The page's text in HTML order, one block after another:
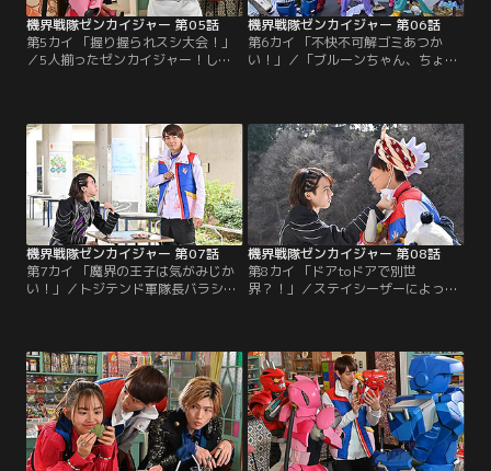
機界戦隊ゼンカイジャー 第05話
第5カイ 「握り握られスシ大会！」
／5人揃ったゼンカイジャー！しか
かしてトジテンドにいる‥‥！？そ
んな油断をスシワルドに見透かさ
れ、介人とジュランは寿司として握
られてしまう。同じく握られ苦しむ
人々に、自責の念を感じる介人。両
親のことばかり気を取られて…。
機界戦隊ゼンカイジャー 第06話
第6カイ 「不快不可解ゴミあつか
い！」／「ブルーンちゃん、ちょっ
と助けて～」カラフルにヤツデの声
困りモードの様子…。一方そのこ
ろ、ブルーンは図書館に立ち寄って
いた。たくさんの本を手にホクホク
の彼の眼前に広がっていたのは、う
ずたかく積まれたゴミの山！？ゼン
カイジャーが駆けつけると…。
機界戦隊ゼンカイジャー 第07話
第7カイ 「魔界の王子は気がみじか
い！」／トジテンド軍隊長バラシタ
を受ける。ヒトかキカイかも分から
ぬ相手との戦いに惑うガオーン。思
わぬライバルの出現、仲間の葛藤。
そのとき介人は何を想うのか--。そ
して現るレジェンド戦隊、レジェン
ドロボの数々！！
機界戦隊ゼンカイジャー 第08話
第8カイ 「ドアtoドアで別世
界？！」／ステイシーザーによって
攻撃の直前でその姿は消えていっ
た。地上では息子の戦場デビュー祝
いにと、バラシタラがドアワルドを
連れてやってくる。怪人の能力によ
って散り散りになってしまったゼン
カイジャー。戻ろうとドアを…。